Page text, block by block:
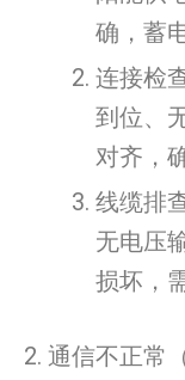
确，蓄
连接检
到位、
对齐，
线缆排
无电压
损坏，
2. 通信不正常